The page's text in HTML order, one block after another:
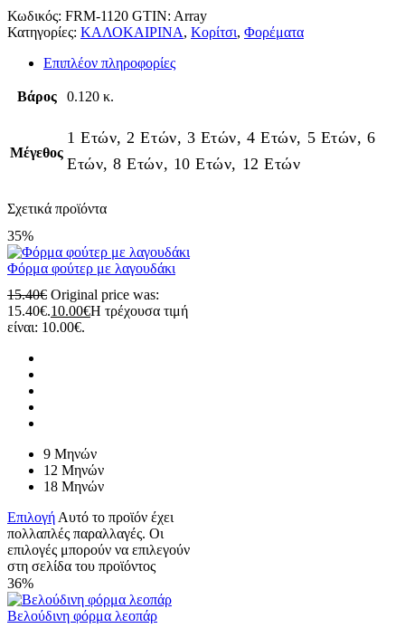
Κωδικός: FRM-1120 GTIN: Array
Κατηγορίες: ΚΑΛΟΚΑΙΡΙΝΑ, Κορίτσι, Φορέματα
Επιπλέον πληροφορίες
Βάρος 0.120 κ.
Μέγεθος
1 Ετών, 2 Ετών, 3 Ετών, 4 Ετών, 5 Ετών, 6
Ετών, 8 Ετών, 10 Ετών, 12 Ετών
Σχετικά προϊόντα
35%
Φόρμα φούτερ με λαγουδάκι
15.40€ Original price was:
15.40€.10.00€Η τρέχουσα τιμή
είναι: 10.00€.
9 Μηνών
12 Μηνών
18 Μηνών
Επιλογή Αυτό το προϊόν έχει
πολλαπλές παραλλαγές. Οι
επιλογές μπορούν να επιλεγούν
στη σελίδα του προϊόντος
36%
Βελούδινη φόρμα λεοπάρ